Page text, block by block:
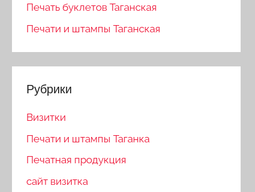
Печать буклетов Таганская
Печати и штампы Таганская
Рубрики
Визитки
Печати и штампы Таганка
Печатная продукция
сайт визитка